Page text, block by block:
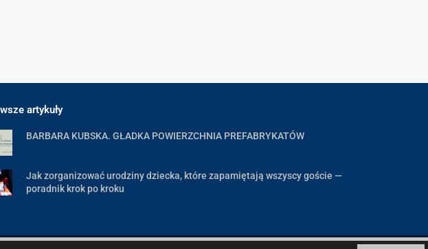
artykuły
BARBARA KUBSKA. GŁADKA POWIERZCHNIA PREFABRYKATÓW
Jak zorganizować urodziny dziecka, które zapamiętają wszyscy goście —
poradnik krok po kroku